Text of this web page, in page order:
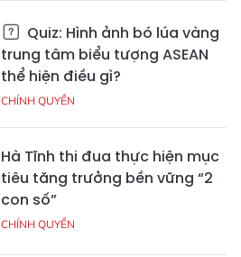
Quiz: Hình ảnh bó lúa vàng
trung tâm biểu tượng ASEAN
thể hiện điều gì?
CHÍNH QUYỀN
Hà Tĩnh thi đua thực hiện mục
tiêu tăng trưởng bền vững “2
con số”
CHÍNH QUYỀN